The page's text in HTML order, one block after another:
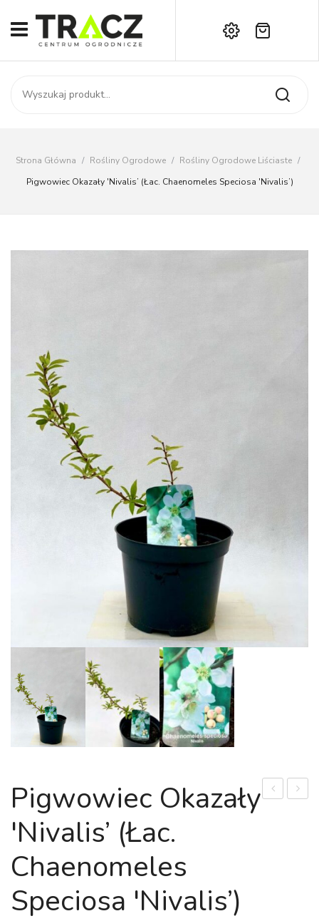
START
SKLEP
AKTUALNOŚCI
Kontakt
Brak produktów w koszyku.
Strona Główna / Rośliny Ogrodowe / Rośliny Ogrodowe Liściaste /
Pigwowiec Okazały 'Nivalis’ (Łac. Chaenomeles Speciosa 'Nivalis’)
Pigwowiec Okazały
'Nivalis’ (Łac.
Chaenomeles
Speciosa 'Nivalis’)